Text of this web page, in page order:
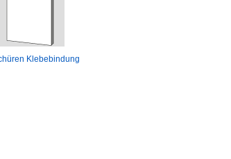
Klebebindung